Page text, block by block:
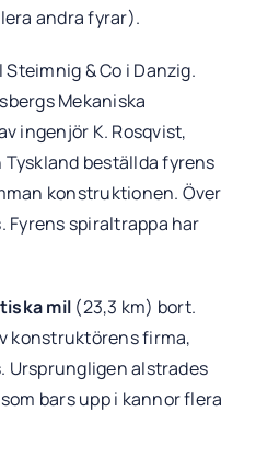
andra fyrar).
& Co i Danzig.
Mekaniska
ingenjör K. Rosqvist,
beställda fyrens
konstruktionen. Över
Fyrens spiraltrappa har
mil (23,3 km) bort.
konstruktörens firma,
Ursprungligen alstrades
bars upp i kannor flera